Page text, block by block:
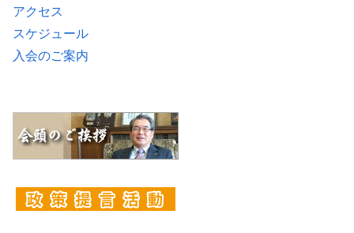
アクセス
スケジュール
入会のご案内